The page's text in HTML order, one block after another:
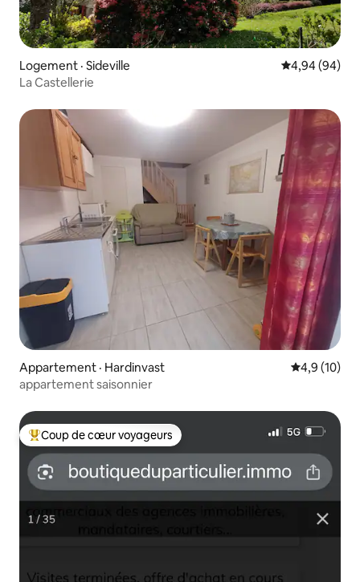
Logement · Sideville Note
4,94 (94)
La Castellerie
Appartement · Hardinvast Note
4,9 (10)
appartement saisonnier
Coup de cœur voyageurs parmi les plus aimés
Coup de cœur voyageurs